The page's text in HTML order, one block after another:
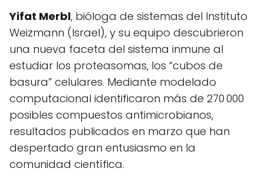
Yifat Merbl, bióloga de sistemas del Instituto
Weizmann (Israel), y su equipo descubrieron
una nueva faceta del sistema inmune al
estudiar los proteasomas, los “cubos de
basura” celulares. Mediante modelado
computacional identificaron más de 270 000
posibles compuestos antimicrobianos,
resultados publicados en marzo que han
despertado gran entusiasmo en la
comunidad científica.